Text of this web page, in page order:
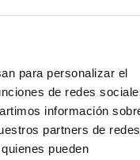
para personalizar el
de redes
información
partners de redes
pueden
lo viste en casa de tu
La firma Clara
diferentes versiones de
con un botón en medio.
colores vibrantes.
19